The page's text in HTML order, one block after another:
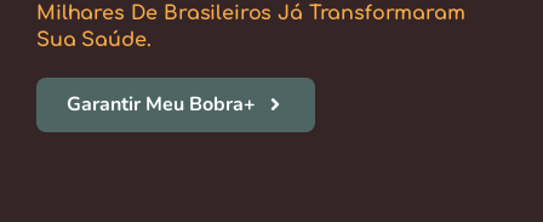
Milhares De Brasileiros Já Transformaram
Sua Saúde.
Garantir Meu Bobra+